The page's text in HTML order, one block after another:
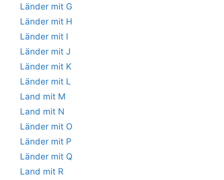
Länder mit G
Länder mit H
Länder mit I
Länder mit J
Länder mit K
Länder mit L
Land mit M
Land mit N
Länder mit O
Länder mit P
Länder mit Q
Land mit R